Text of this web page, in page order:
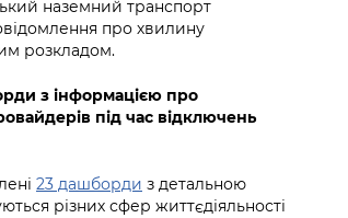
наземний транспорт
про хвилину
розкладом.
з інформацією про
під час відключень
23 дашборди з детальною
різних сфер життєдіяльності